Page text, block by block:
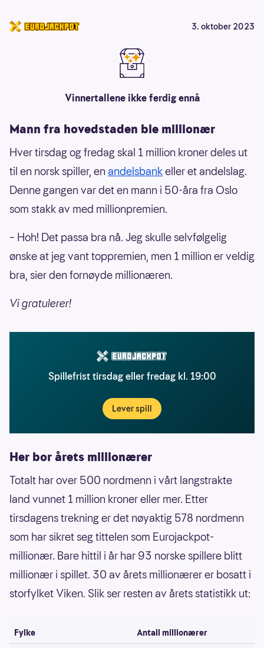
3. oktober 2023
Vinnertallene ikke ferdig ennå
Mann fra hovedstaden ble millionær
Hver tirsdag og fredag skal 1 million kroner deles ut
til en norsk spiller, en andelsbankeller et andelslag.
Denne gangen var det en mann i 50-åra fra Oslo
som stakk av med millionpremien.
– Hoh! Det passa bra nå. Jeg skulle selvfølgelig
ønske at jeg vant toppremien, men 1 million er veldig
bra, sier den fornøyde millionæren.
Vi gratulerer!
Spillefrist tirsdag eller fredag kl. 19:00
Lever spill
Her bor årets millionærer
Totalt har over 500 nordmenn i vårt langstrakte
land vunnet 1 million kroner eller mer. Etter
tirsdagens trekning er det nøyaktig 578 nordmenn
som har sikret seg tittelen som Eurojackpot-
millionær. Bare hittil i år har 93 norske spillere blitt
millionær i spillet. 30 av årets millionærer er bosatt i
storfylket Viken. Slik ser resten av årets statistikk ut:
Fylke
Antall millionærer